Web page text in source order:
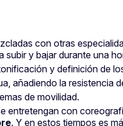
con otras
y bajar durante una
y definición de
añadiendo la
de movilidad.
entretengan con
. Y en estos tiempos es